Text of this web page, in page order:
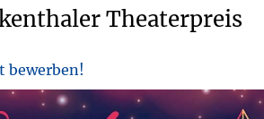
Theaterpreis
bewerben!